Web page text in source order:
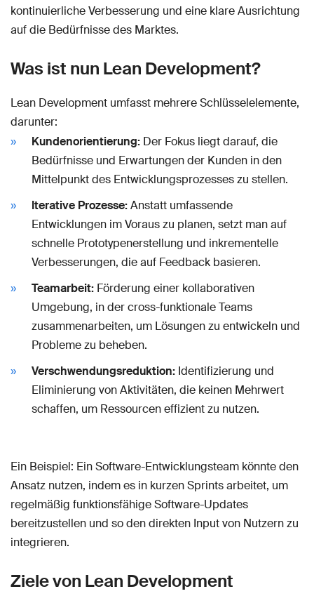
kontinuierliche Verbesserung und eine klare Ausrichtung
auf die Bedürfnisse des Marktes.
Was ist nun Lean Development?
Lean Development umfasst mehrere Schlüsselelemente,
darunter:
Kundenorientierung: Der Fokus liegt darauf, die
Bedürfnisse und Erwartungen der Kunden in den
Mittelpunkt des Entwicklungsprozesses zu stellen.
Iterative Prozesse:Anstatt umfassende
Entwicklungen im Voraus zu planen, setzt man auf
schnelle Prototypenerstellung und inkrementelle
Verbesserungen, die auf Feedback basieren.
Teamarbeit: Förderung einer kollaborativen
Umgebung, in der cross-funktionale Teams
zusammenarbeiten, um Lösungen zu entwickeln und
Probleme zu beheben.
Verschwendungsreduktion: Identifizierung und
Eliminierung von Aktivitäten, die keinen Mehrwert
schaffen, um Ressourcen effizient zu nutzen.
Ein Beispiel: Ein Software-Entwicklungsteam könnte den
Ansatz nutzen, indem es in kurzen Sprints arbeitet, um
regelmäßig funktionsfähige Software-Updates
bereitzustellen und so den direkten Input von Nutzern zu
integrieren.
Ziele von Lean Development